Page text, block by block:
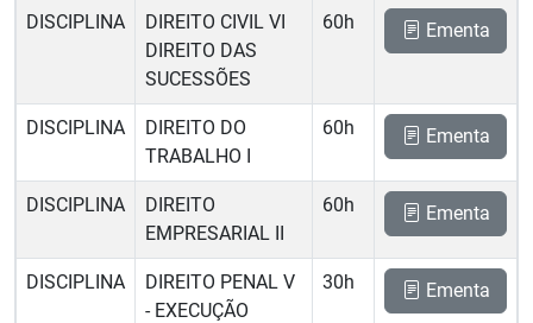
DISCIPLINA
DIREITO CIVIL VI 
DIREITO DAS
SUCESSÕES
60h Ementa
DISCIPLINA
DIREITO DO
TRABALHO I
60h Ementa
DISCIPLINA
DIREITO
EMPRESARIAL II
60h Ementa
DISCIPLINA
DIREITO PENAL V
- EXECUÇÃO
30h Ementa